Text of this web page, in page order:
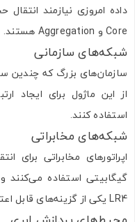
داده امروزی نیازمند
Core و Aggregation هستند.
شبکه‌های سازمانی
سازمان‌های بزرگ که چندین
از این ماژول برای ایجاد
استفاده کنند.
شبکه‌های مخابراتی
LR4 یکی از گزینه‌های قابل اعتماد در این حوزه است.